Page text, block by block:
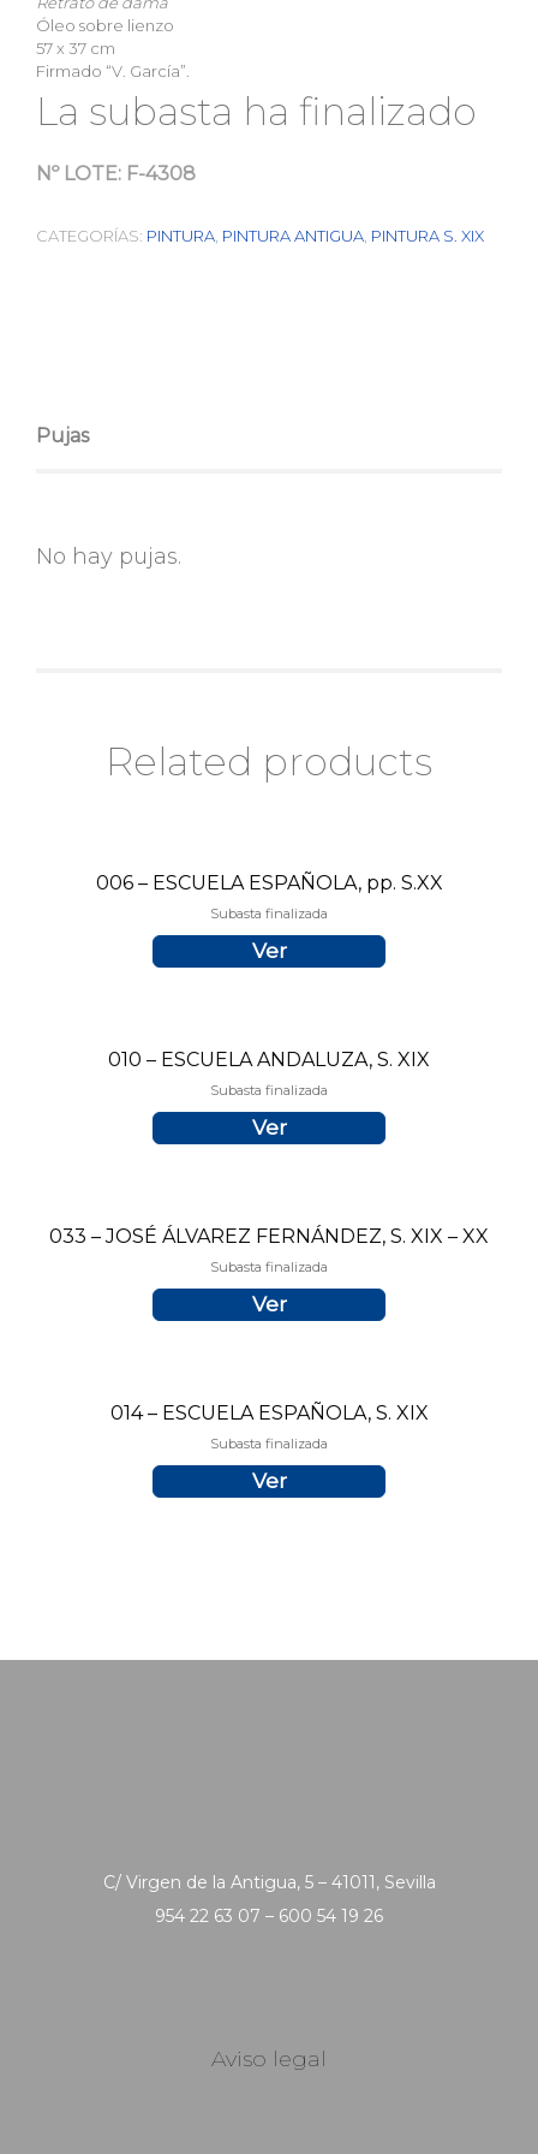
Óleo sobre lienzo
57 x 37 cm
Firmado “V. García”.
La subasta ha finalizado
Nº LOTE: F-4308
CATEGORÍAS: PINTURA, PINTURA ANTIGUA, PINTURA S. XIX
Pujas
No hay pujas.
Related products
006 – ESCUELA ESPAÑOLA, pp. S.XX
Subasta finalizada
Ver
010 – ESCUELA ANDALUZA, S. XIX
Subasta finalizada
Ver
033 – JOSÉ ÁLVAREZ FERNÁNDEZ, S. XIX – XX
Subasta finalizada
Ver
014 – ESCUELA ESPAÑOLA, S. XIX
Subasta finalizada
Ver
C/ Virgen de la Antigua, 5 – 41011, Sevilla
954 22 63 07 – 600 54 19 26
Aviso legal